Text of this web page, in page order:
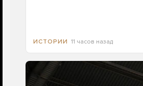
ИСТОРИИ 11 часов назад